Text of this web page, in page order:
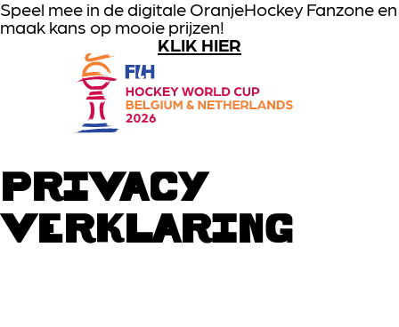
GA NAAR HOOFDINHOUD
Speel mee in de digitale OranjeHockey Fanzone en
maak kans op mooie prijzen!
KLIK HIER
PRIVACY
VERKLARING